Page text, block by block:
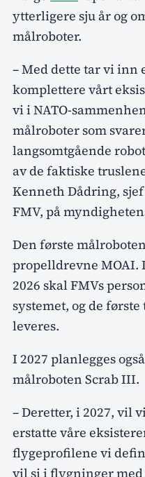
ytterligere sju år og
målroboter.
– Med dette tar vi inn
komplettere vårt
vi i NATO-
målroboter som
langsomtgående
av de faktiske
Kenneth Dådring,
FMV, på
Den første
propelldrevne MOAI.
2026 skal FMVs
systemet, og de
leveres.
I 2027 planlegges
målroboten Scrab III.
– Deretter, i 2027, vil
erstatte våre
flygeprofilene vi
vil si i flygninger